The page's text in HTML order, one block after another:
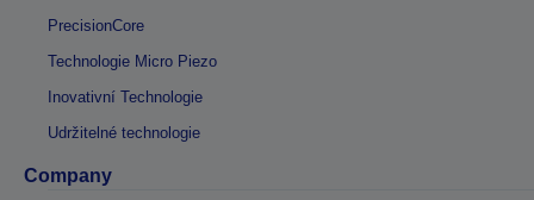
PrecisionCore
Technologie Micro Piezo
Inovativní Technologie
Udržitelné technologie
Company